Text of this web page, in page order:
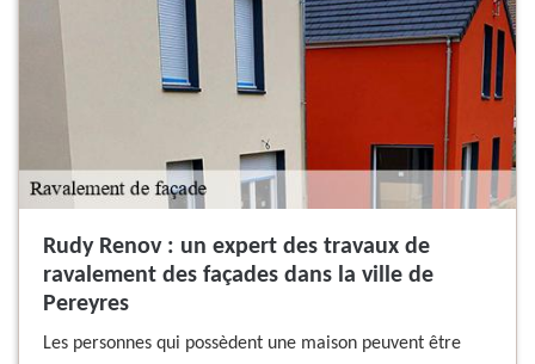
Rudy Renov : un expert des travaux de
ravalement des façades dans la ville de
Pereyres
Les personnes qui possèdent une maison peuvent être